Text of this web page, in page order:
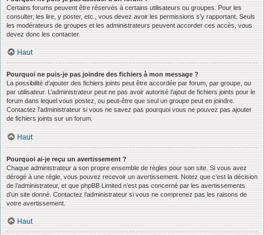
Certains forums peuvent être réservés à certains utilisateurs ou groupes. Pour les
consulter, les lire, y poster, etc., vous devez avoir les permissions s’y rapportant. Seuls
les modérateurs de groupes et les administrateurs peuvent accorder ces accès, vous
devez donc les contacter.
Haut
Pourquoi ne puis-je pas joindre des fichiers à mon message ?
La possibilité d’ajouter des fichiers joints peut être accordée par forum, par groupe, ou
par utilisateur. L’administrateur peut ne pas avoir autorisé l’ajout de fichiers joints pour le
forum dans lequel vous postez, ou peut-être que seul un groupe peut en joindre.
Contactez l’administrateur si vous ne savez pas pourquoi vous ne pouvez pas ajouter
de fichiers joints sur un forum.
Haut
Pourquoi ai-je reçu un avertissement ?
Chaque administrateur a son propre ensemble de règles pour son site. Si vous avez
dérogé à une règle, vous pouvez recevoir un avertissement. Notez que c’est la décision
de l’administrateur, et que phpBB Limited n’est pas concerné par les avertissements
d’un site donné. Contactez l’administrateur si vous ne comprenez pas les raisons de
votre avertissement.
Haut